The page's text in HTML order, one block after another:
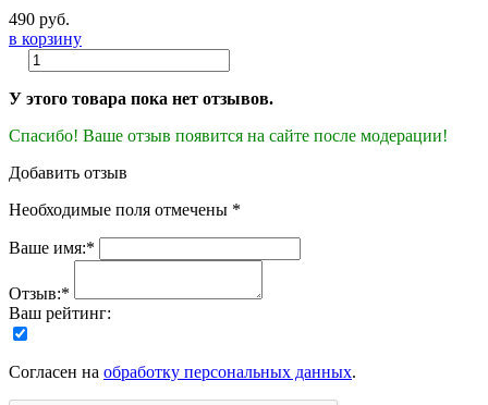
490 руб.
в корзину
У этого товара пока нет отзывов.
Спасибо! Ваше отзыв появится на сайте после модерации!
Добавить отзыв
Необходимые поля отмечены *
Ваше имя:*
Отзыв:*
Ваш рейтинг:
Согласен на обработку персональных данных.